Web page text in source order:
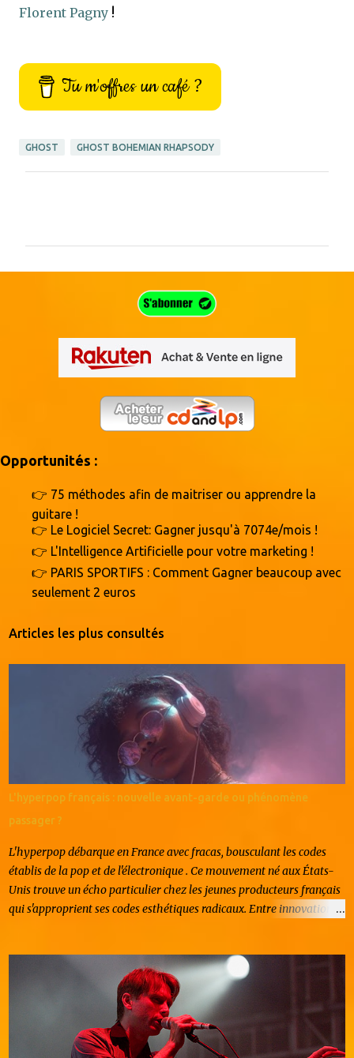
Florent Pagny !
Tu m'offres un café ?
GHOST GHOST BOHEMIAN RHAPSODY
Opportunités :
👉 75 méthodes afin de maitriser ou apprendre la
guitare !
👉 Le Logiciel Secret: Gagner jusqu'à 7074e/mois !
👉 L'Intelligence Artificielle pour votre marketing !
👉 PARIS SPORTIFS : Comment Gagner beaucoup avec
seulement 2 euros
Articles les plus consultés
L'hyperpop français : nouvelle avant-garde ou phénomène
passager ?
L'hyperpop débarque en France avec fracas, bousculant les codes
établis de la pop et de l'électronique . Ce mouvement né aux États-
Unis trouve un écho particulier chez les jeunes producteurs français
qui s'approprient ses codes esthétiques radicaux. Entre innovation
caractéristiques du mouvement L'hyperpop naît dans la sphère
underground américaine au milieu des années 2010, popularisé par
le collectif PC Music et des artistes comme 100 gecs ou Sophie. Le
genre se caractérise par une esthétique volontairement excessive :
saturations extrêmes, voix pitch-shiftées jusqu'à l'absurde, mélodies